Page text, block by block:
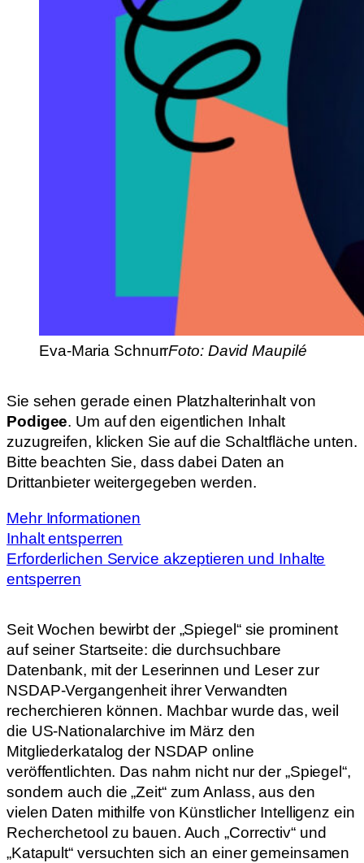
Eva-Maria SchnurrFoto: David Maupilé
Sie sehen gerade einen Platzhalterinhalt von
Podigee. Um auf den eigentlichen Inhalt
zuzugreifen, klicken Sie auf die Schaltfläche unten.
Bitte beachten Sie, dass dabei Daten an
Drittanbieter weitergegeben werden.
Mehr Informationen
Inhalt entsperren
Erforderlichen Service akzeptieren und Inhalte
entsperren
Seit Wochen bewirbt der „Spiegel“ sie prominent
auf seiner Startseite: die durchsuchbare
Datenbank, mit der Leserinnen und Leser zur
NSDAP-Vergangenheit ihrer Verwandten
recherchieren können. Machbar wurde das, weil
die US-Nationalarchive im März den
Mitgliederkatalog der NSDAP online
veröffentlichten. Das nahm nicht nur der „Spiegel“,
sondern auch die „Zeit“ zum Anlass, aus den
vielen Daten mithilfe von Künstlicher Intelligenz ein
Recherchetool zu bauen. Auch „Correctiv“ und
„Katapult“ versuchten sich an einer gemeinsamen